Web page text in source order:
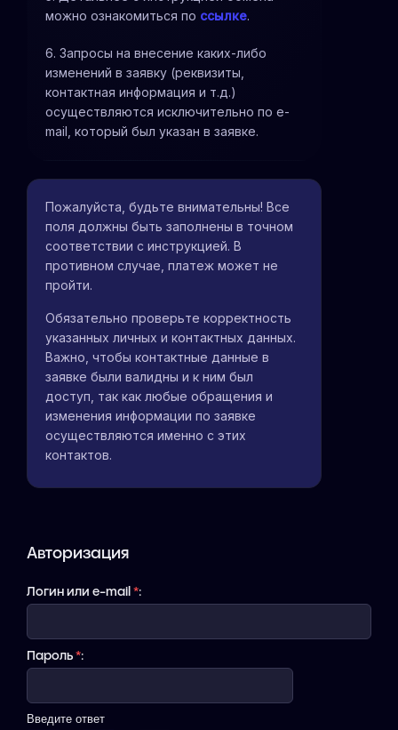
можно ознакомиться по ссылке.
6. Запросы на внесение каких-либо
изменений в заявку (реквизиты,
контактная информация и т.д.)
осуществляются исключительно по e-
mail, который был указан в заявке.
Пожалуйста, будьте внимательны! Все
поля должны быть заполнены в точном
соответствии с инструкцией. В
противном случае, платеж может не
пройти.
Обязательно проверьте корректность
указанных личных и контактных данных.
Важно, чтобы контактные данные в
заявке были валидны и к ним был
доступ, так как любые обращения и
изменения информации по заявке
осуществляются именно с этих
контактов.
Авторизация
Логин или e-mail *:
Пароль *:
Введите ответ